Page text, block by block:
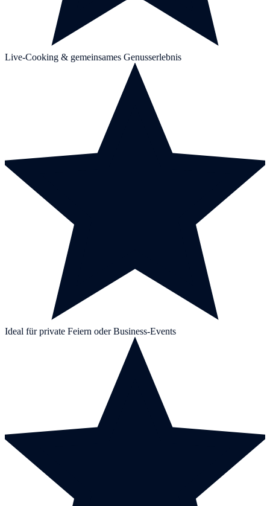
Live-Cooking & gemeinsames Genusserlebnis
Ideal für private Feiern oder Business-Events